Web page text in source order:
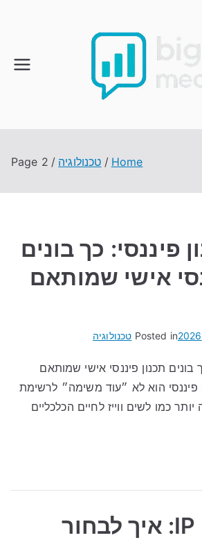
Home טכנולוגיה Page 2
פיננסי: כך בונים
אישי שמותאם
Posted in טכנולוגיה
בונים תכנון פיננסי אישי שמותאם
פיננסי הוא לא ״עוד משימה״ לרשימת
כמו לשים ווייז לחיים הכלכליים
אינטרקום IP: איך לבחור